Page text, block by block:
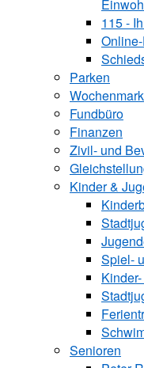
115 -
Parken
Fundbüro
Finanzen
Zivil- und
Kinder &
Spiel-
Senioren